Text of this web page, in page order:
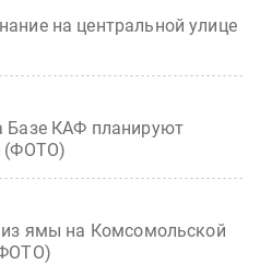
на центральной улице
Базе КАФ планируют
(ФОТО)
из ямы на Комсомольской